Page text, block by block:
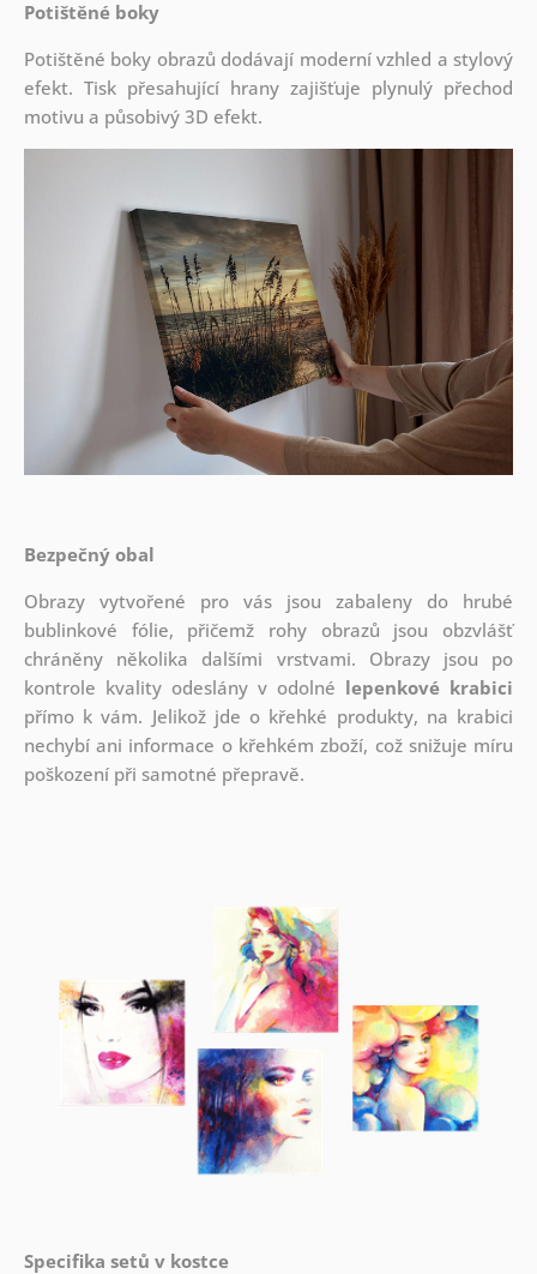
Potištěné boky
Potištěné boky obrazů dodávají moderní vzhled a stylový
efekt. Tisk přesahující hrany zajišťuje plynulý přechod
motivu a působivý 3D efekt.
Bezpečný obal
Obrazy vytvořené pro vás jsou zabaleny do hrubé
bublinkové fólie, přičemž rohy obrazů jsou obzvlášť
chráněny několika dalšími vrstvami. Obrazy jsou po
kontrole kvality odeslány v odolné lepenkové krabici
přímo k vám. Jelikož jde o křehké produkty, na krabici
nechybí ani informace o křehkém zboží, což snižuje míru
poškození při samotné přepravě.
Specifika setů v kostce